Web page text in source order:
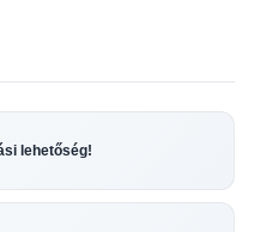
lehetőség!